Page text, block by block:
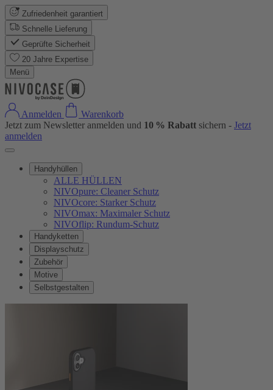
Zufriedenheit garantiert
Schnelle Lieferung
Geprüfte Sicherheit
20 Jahre Expertise
Menü
Anmelden
Warenkorb
Jetzt zum Newsletter anmelden und 10 % Rabatt sichern - Jetzt
anmelden
Handyhüllen
ALLE HÜLLEN
NIVOpure: Cleaner Schutz
NIVOcore: Starker Schutz
NIVOmax: Maximaler Schutz
NIVOflip: Rundum-Schutz
Handyketten
Displayschutz
Zubehör
Motive
Selbstgestalten